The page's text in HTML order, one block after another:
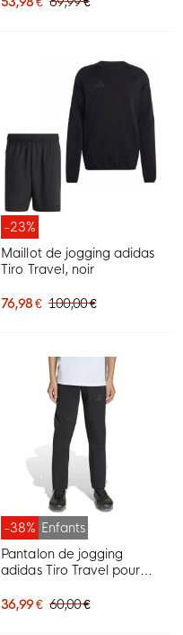
-23%
Maillot de jogging adidas
Tiro Travel, noir
76,98 € 100,00 €
-38% Enfants
Pantalon de jogging
adidas Tiro Travel pour
36,99 € 60,00 €